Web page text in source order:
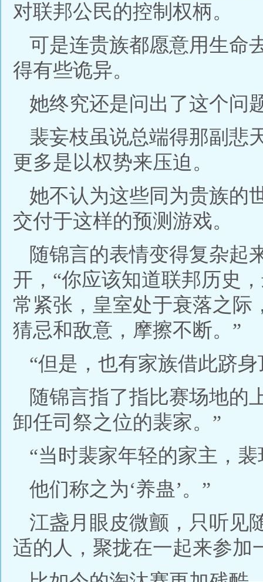
对联邦公民的控制权柄。
可是连贵族都愿意用生命
得有些诡异。
她终究还是问出了这个问
裴妄枝虽说总端得那副悲
更多是以权势来压迫。
她不认为这些同为贵族的
交付于这样的预测游戏。
随锦言的表情变得复杂起
开，“你应该知道联邦历史
常紧张，皇室处于衰落之际
猜忌和敌意，摩擦不断。”
“但是，也有家族借此跻身
随锦言指了指比赛场地的
卸任司祭之位的裴家。”
“当时裴家年轻的家主，
他们称之为‘养蛊’。”
江盏月眼皮微颤，只听见
适的人，聚拢在一起来参加